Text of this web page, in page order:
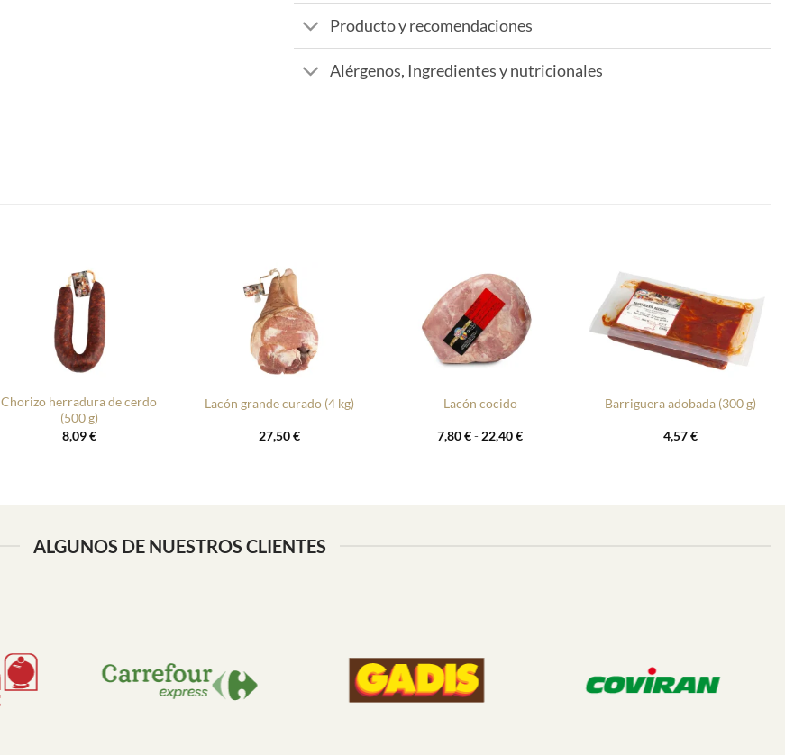
Producto y recomendaciones
Alérgenos, Ingredientes y nutricionales
Chorizo herradura de cerdo
(500 g)
8,09€
Lacón grande curado (4 kg)
27,50€
Lacón cocido
7,80€- 22,40€Rango
Barriguera adobada (300 g)
4,57€
ALGUNOS DE NUESTROS CLIENTES